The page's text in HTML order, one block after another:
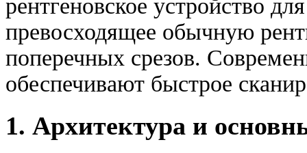
рентгеновское устройство
превосходящее обычную
поперечных срезов.
обеспечивают быстрое
1. Архитектура и